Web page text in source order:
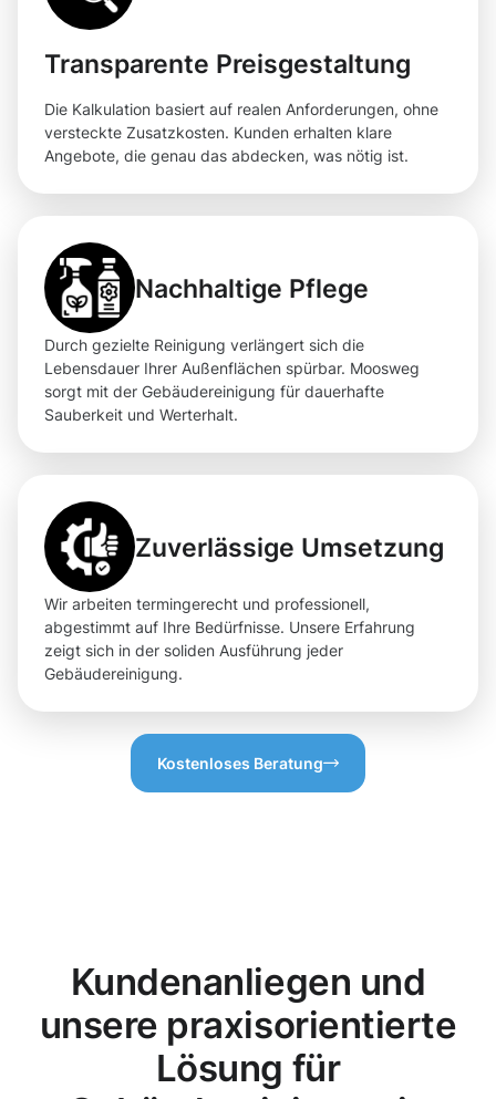
Transparente Preisgestaltung
Die Kalkulation basiert auf realen Anforderungen, ohne
versteckte Zusatzkosten. Kunden erhalten klare
Angebote, die genau das abdecken, was nötig ist.
Nachhaltige Pflege
Durch gezielte Reinigung verlängert sich die
Lebensdauer Ihrer Außenflächen spürbar. Moosweg
sorgt mit der Gebäudereinigung für dauerhafte
Sauberkeit und Werterhalt.
Zuverlässige Umsetzung
Wir arbeiten termingerecht und professionell,
abgestimmt auf Ihre Bedürfnisse. Unsere Erfahrung
zeigt sich in der soliden Ausführung jeder
Gebäudereinigung.
Kostenloses Beratung
Kundenanliegen und
unsere praxisorientierte
Lösung für